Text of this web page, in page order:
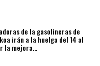
de la gasolineras de
irán a la huelga del 14 al
la mejora...